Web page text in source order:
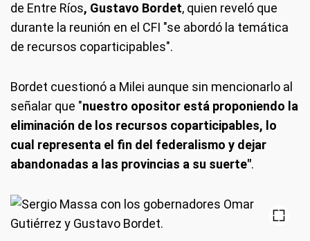
de Entre Ríos, Gustavo Bordet, quien reveló que
durante la reunión en el CFI "se abordó la temática
de recursos coparticipables".
Bordet cuestionó a Milei aunque sin mencionarlo al
señalar que "nuestro opositor está proponiendo la
eliminación de los recursos coparticipables, lo
cual representa el fin del federalismo y dejar
abandonadas a las provincias a su suerte".